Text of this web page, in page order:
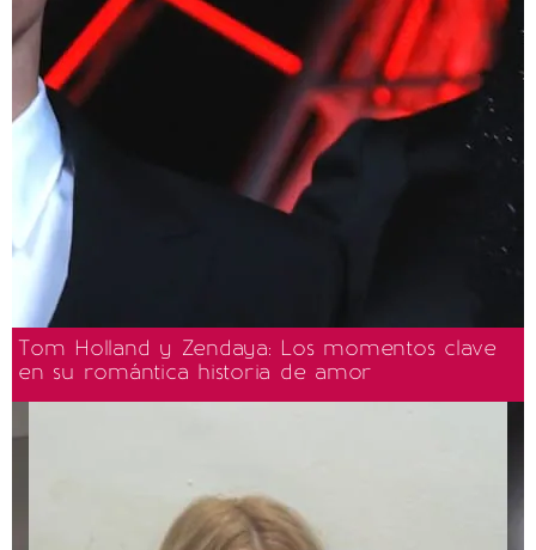
Tom Holland y Zendaya: Los momentos clave
en su romántica historia de amor